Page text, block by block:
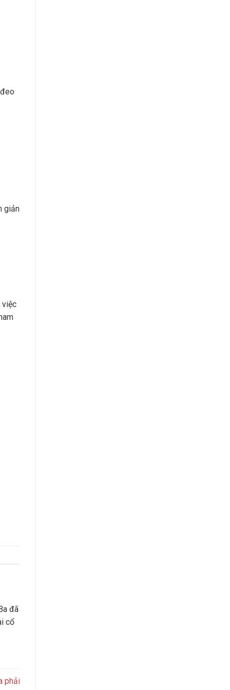
giản
việc
đã
cổ
phải